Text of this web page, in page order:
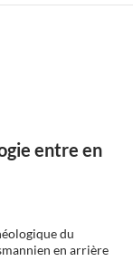
entre en